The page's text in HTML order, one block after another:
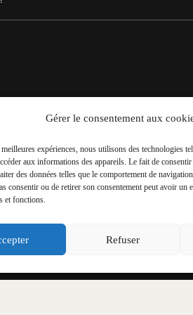
Gérer le consentement aux
expériences, nous utilisons des technologies
aux informations des appareils. Le fait de
des données telles que le comportement de
consentir ou de retirer son consentement peut avoir un
et fonctions.
Refuser
!